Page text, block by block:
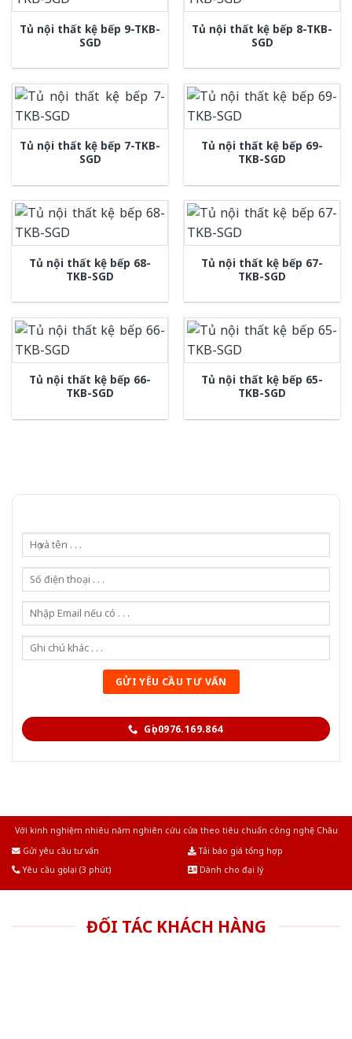
Tủ nội thất kệ bếp 9-TKB-
SGD
Tủ nội thất kệ bếp 8-TKB-
SGD
Tủ nội thất kệ bếp 7-TKB-
SGD
Tủ nội thất kệ bếp 69-
TKB-SGD
Tủ nội thất kệ bếp 68-
TKB-SGD
Tủ nội thất kệ bếp 67-
TKB-SGD
Tủ nội thất kệ bếp 66-
TKB-SGD
Tủ nội thất kệ bếp 65-
TKB-SGD
Gọi 0976.169.864
Với kinh nghiệm nhiêu năm nghiên cứu cửa theo tiêu chuẩn công nghệ Châu
Gửi yêu cầu tư vấn
Tải báo giá tổng hợp
Yêu cầu gọi lại (3 phút)
Dành cho đại lý
ĐỐI TÁC KHÁCH HÀNG